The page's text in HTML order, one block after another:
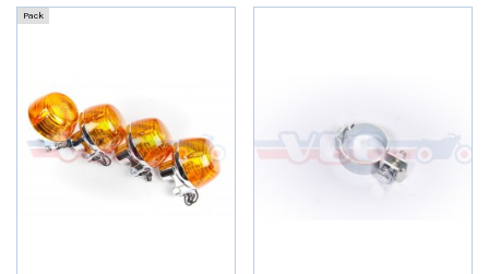
Pack